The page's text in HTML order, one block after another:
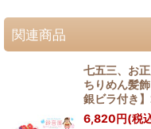
関連商品
七五三、お
ちりめん髪
銀ビラ付き
6,820円(税